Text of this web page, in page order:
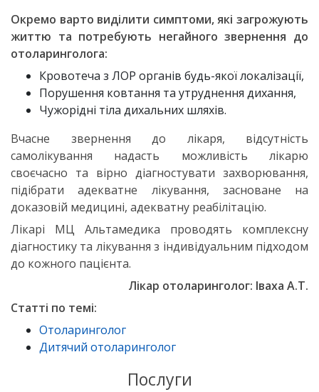
Окремо варто виділити симптоми, які загрожують
життю та потребують негайного звернення до
отоларинголога:
Кровотеча з ЛОР органів будь-якої локалізації,
Порушення ковтання та утруднення дихання,
Чужорідні тіла дихальних шляхів.
Вчасне звернення до лікаря, відсутність
самолікування надасть можливість лікарю
своєчасно та вірно діагностувати захворювання,
підібрати адекватне лікування, засноване на
доказовій медицині, адекватну реабілітацію.
Лікарі МЦ Альтамедика проводять комплексну
діагностику та лікування з індивідуальним підходом
до кожного пацієнта.
Лікар отоларинголог: Іваха А.Т.
Статті по темі:
Отоларинголог
Дитячий отоларинголог
Послуги